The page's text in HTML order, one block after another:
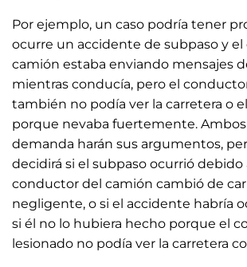
Por ejemplo, un caso podría tener
ocurre un accidente de subpaso y
camión estaba enviando mensajes
mientras conducía, pero el
también no podía ver la carretera o
porque nevaba fuertemente. Ambos
demanda harán sus argumentos,
decidirá si el subpaso ocurrió debido
conductor del camión cambió de
negligente, o si el accidente habría
si él no lo hubiera hecho porque el
lesionado no podía ver la carretera